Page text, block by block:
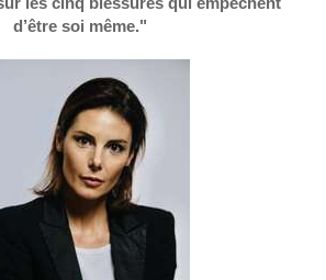
d’être soi même."